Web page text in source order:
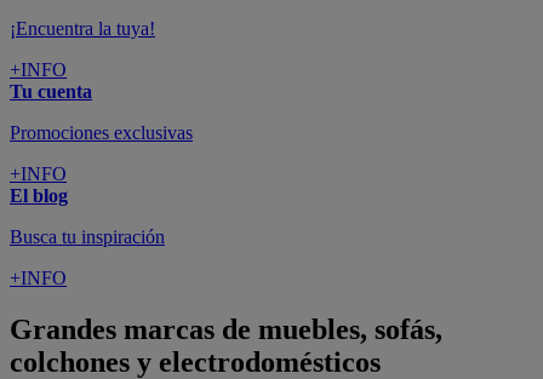
¡Encuentra la tuya!
+INFO
Tu cuenta
Promociones exclusivas
+INFO
El blog
Busca tu inspiración
+INFO
Grandes marcas de muebles, sofás,
colchones y electrodomésticos